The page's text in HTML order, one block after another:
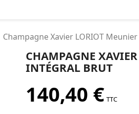
Champagne Xavier LORIOT
CHAMPAGNE
INTÉGRAL BRUT
140,40 € TTC